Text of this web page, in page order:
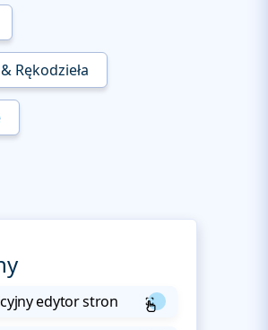
Rękodzieła
edytor stron